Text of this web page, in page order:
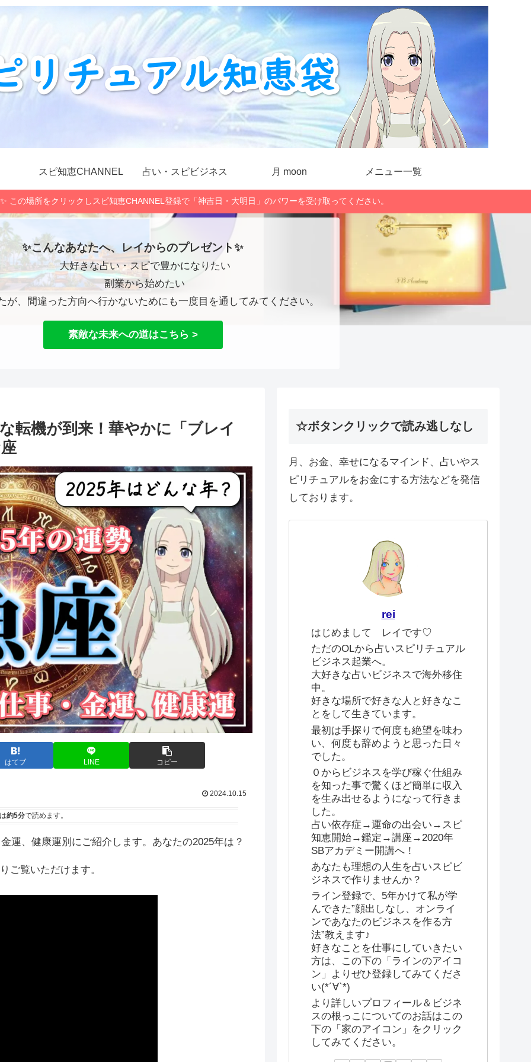
スピ知恵CHANNEL 占い・スピビジネス 月 moon メニュー一覧
この場所をクリックしスピ知恵CHANNEL登録で「神吉日・大明日」のパワーを受け取ってください。
✨こんなあなたへ、レイからのプレゼント✨
大好きな占い・スピで豊かになりたい
副業から始めたい
が、間違った方向へ行かないためにも一度目を通してみてください。
素敵な未来への道はこちら >
転機が到来！華やかに「ブレイ
はてブ LINE コピー
2024.10.15
約5分で読めます。
運、健康運別にご紹介します。あなたの2025年は？
ご覧いただけます。
☆ボタンクリックで読み逃しなし
月、お金、幸せになるマインド、占いやス
ピリチュアルをお金にする方法などを発信
しております。
rei
はじめまして レイです♡
ただのOLから占いスピリチュアル
ビジネス起業へ。
大好きな占いビジネスで海外移住
中。
好きな場所で好きな人と好きなこ
とをして生きています。
最初は手探りで何度も絶望を味わ
い、何度も辞めようと思った日々
でした。
０からビジネスを学び稼ぐ仕組み
を知った事で驚くほど簡単に収入
を生み出せるようになって行きま
した。
占い依存症→運命の出会い→スピ
知恵開始→鑑定→講座→2020年
SBアカデミー開講へ！
あなたも理想の人生を占いスピビ
ジネスで作りませんか？
ライン登録で、5年かけて私が学
んできた”顔出しなし、オンライ
ンであなたのビジネスを作る方
法”教えます♪
好きなことを仕事にしていきたい
方は、この下の「ラインのアイコ
ン」よりぜひ登録してみてくださ
い(*´∀`*)
より詳しいプロフィール＆ビジネ
スの根っこについてのお話はこの
下の「家のアイコン」をクリック
してみてください。